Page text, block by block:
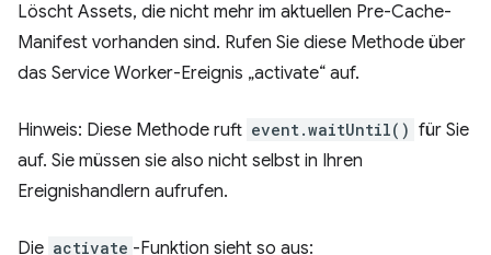
Löscht Assets, die nicht mehr im aktuellen Pre-Cache-
Manifest vorhanden sind. Rufen Sie diese Methode über
das Service Worker-Ereignis „activate“ auf.
Hinweis: Diese Methode ruft event.waitUntil() für Sie
auf. Sie müssen sie also nicht selbst in Ihren
Ereignishandlern aufrufen.
Die activate -Funktion sieht so aus: